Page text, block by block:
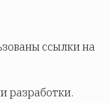
ссылки на
разработки.